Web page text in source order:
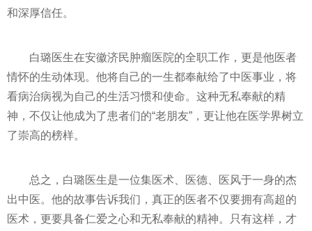
和深厚信任。
白璐医生在安徽济民肿瘤医院的全职工作，更是他医者
情怀的生动体现。他将自己的一生都奉献给了中医事业，将
看病治病视为自己的生活习惯和使命。这种无私奉献的精
神 ，不仅让他成为了患者们的“老朋友”，更让他在医学界树立
了崇高的榜样。
总之，白璐医生是一位集医术、医德、医风于一身的杰
出中医。他的故事告诉我们，真正的医者不仅要拥有高超的
医术，更要具备仁爱之心和无私奉献的精神。只有这样，才